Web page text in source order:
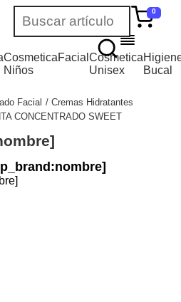
0
Cosmetica
Niños
FacialCosmetica
Unisex
Bucal
Facial
Cremas Hidratantes
CONCENTRADO SWEET